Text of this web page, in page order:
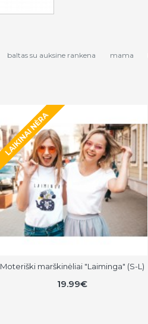
baltas su auksine rankena mama
LAIKINAI NĖRA
Moteriški marškinėliai "Laiminga" (S-L)
19.99€